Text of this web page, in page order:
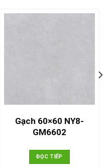
Gạch 60×60 NY8-
GM6602
ĐỌC TIẾP